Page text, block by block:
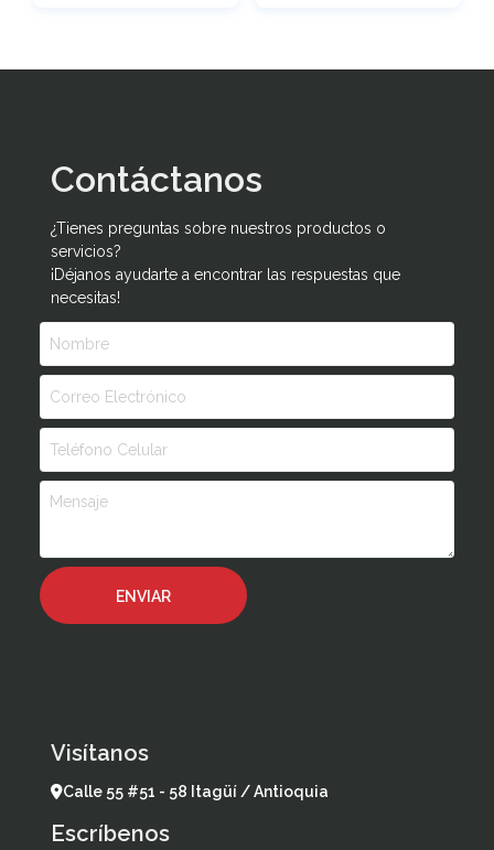
Contáctanos
¿Tienes preguntas sobre nuestros productos o
servicios?
¡Déjanos ayudarte a encontrar las respuestas que
necesitas!
Visítanos
Calle 55 #51 - 58 Itagüí / Antioquia
Escríbenos